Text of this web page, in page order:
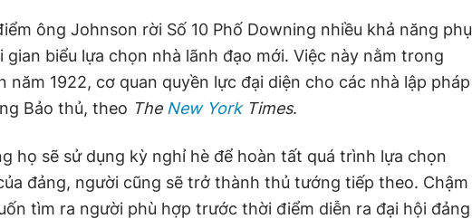
ông Johnson rời Số 10 Phố Downing nhiều khả năng phụ
biểu lựa chọn nhà lãnh đạo mới. Việc này nằm trong
năm 1922, cơ quan quyền lực đại diện cho các nhà lập pháp
Bảo thủ, theo The New YorkTimes.
họ sẽ sử dụng kỳ nghỉ hè để hoàn tất quá trình lựa chọn
đảng, người cũng sẽ trở thành thủ tướng tiếp theo. Chậm
tìm ra người phù hợp trước thời điểm diễn ra đại hội đảng